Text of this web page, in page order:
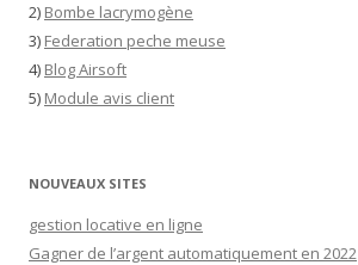
2) Bombe lacrymogène
3) Federation peche meuse
4) Blog Airsoft
5) Module avis client
NOUVEAUX SITES
gestion locative en ligne
Gagner de l’argent automatiquement en 2022